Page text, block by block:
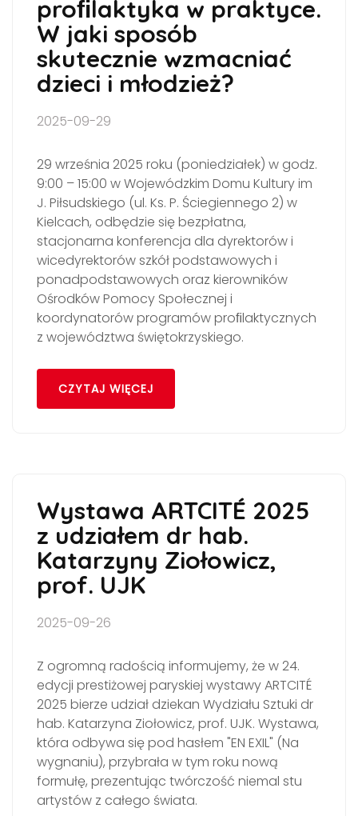
proﬁlaktyka w praktyce.
W jaki sposób
skutecznie wzmacniać
dzieci i młodzież?
2025-09-29
29 września 2025 roku (poniedziałek) w godz.
9:00 – 15:00 w Wojewódzkim Domu Kultury im
J. Piłsudskiego (ul. Ks. P. Ściegiennego 2) w
Kielcach, odbędzie się bezpłatna,
stacjonarna konferencja dla dyrektorów i
wicedyrektorów szkół podstawowych i
ponadpodstawowych oraz kierowników
Ośrodków Pomocy Społecznej i
koordynatorów programów proﬁlaktycznych
z województwa świętokrzyskiego.
CZYTAJ WIĘCEJ
Wystawa ARTCITÉ 2025
z udziałem dr hab.
Katarzyny Ziołowicz,
prof. UJK
2025-09-26
Z ogromną radością informujemy, że w 24.
edycji prestiżowej paryskiej wystawy ARTCITÉ
2025 bierze udział dziekan Wydziału Sztuki dr
hab. Katarzyna Ziołowicz, prof. UJK. Wystawa,
która odbywa się pod hasłem "EN EXIL" (Na
wygnaniu), przybrała w tym roku nową
formułę, prezentując twórczość niemal stu
artystów z całego świata.